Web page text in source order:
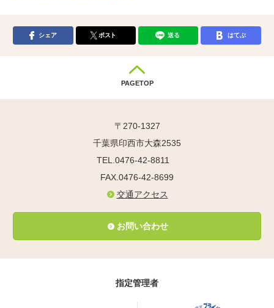
シェア ポスト 送る はてぶ
PAGETOP
〒270-1327
千葉県印西市大森2535
TEL.0476-42-8811
FAX.0476-42-8699
交通アクセス
お問い合わせ
指定管理者